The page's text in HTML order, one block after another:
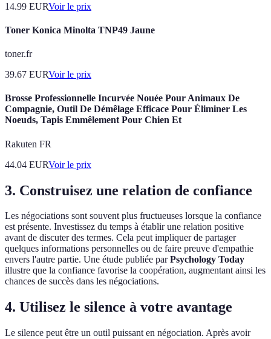
14.99 EURVoir le prix
Toner Konica Minolta TNP49 Jaune
toner.fr
39.67 EURVoir le prix
Brosse Professionnelle Incurvée Nouée Pour Animaux De
Compagnie, Outil De Démêlage Efficace Pour Éliminer Les
Noeuds, Tapis Emmêlement Pour Chien Et
Rakuten FR
44.04 EURVoir le prix
3. Construisez une relation de confiance
Les négociations sont souvent plus fructueuses lorsque la confiance
est présente. Investissez du temps à établir une relation positive
avant de discuter des termes. Cela peut impliquer de partager
quelques informations personnelles ou de faire preuve d'empathie
envers l'autre partie. Une étude publiée parPsychology Today
illustre que la confiance favorise la coopération, augmentant ainsi les
chances de succès dans les négociations.
4. Utilisez le silence à votre avantage
Le silence peut être un outil puissant en négociation. Après avoir